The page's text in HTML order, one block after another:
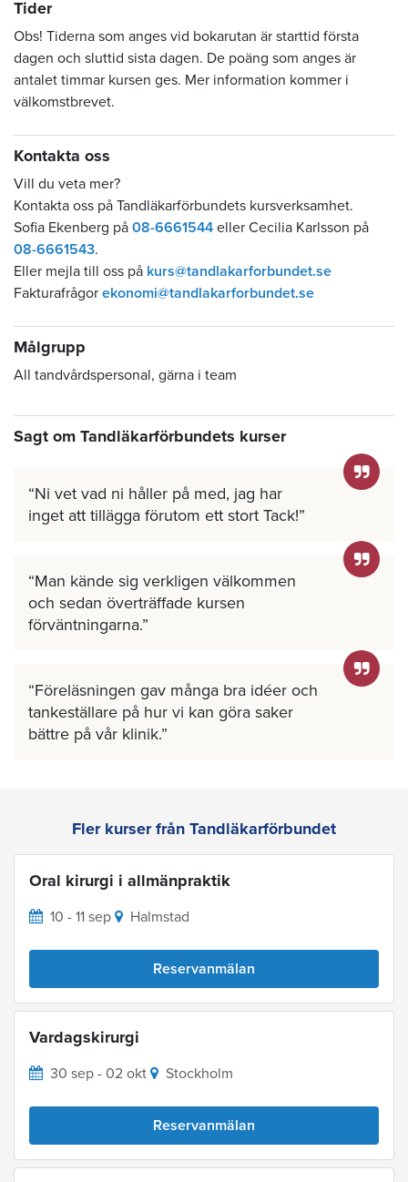
Tider
Obs! Tiderna som anges vid bokarutan är starttid första
dagen och sluttid sista dagen. De poäng som anges är
antalet timmar kursen ges. Mer information kommer i
välkomstbrevet.
Kontakta oss
Vill du veta mer?
Kontakta oss på Tandläkarförbundets kursverksamhet.
Sofia Ekenberg på 08-6661544 eller Cecilia Karlsson på
08-6661543.
Eller mejla till oss på kurs@tandlakarforbundet.se
Fakturafrågor ekonomi@tandlakarforbundet.se
Målgrupp
All tandvårdspersonal, gärna i team
Sagt om Tandläkarförbundets kurser
Ni vet vad ni håller på med, jag har
inget att tillägga förutom ett stort Tack!
Man kände sig verkligen välkommen
och sedan överträffade kursen
förväntningarna.
Föreläsningen gav många bra idéer och
tankeställare på hur vi kan göra saker
bättre på vår klinik.
Fler kurser från Tandläkarförbundet
Oral kirurgi i allmänpraktik
10 - 11 sep Halmstad
Reservanmälan
Vardagskirurgi
30 sep - 02 okt Stockholm
Reservanmälan